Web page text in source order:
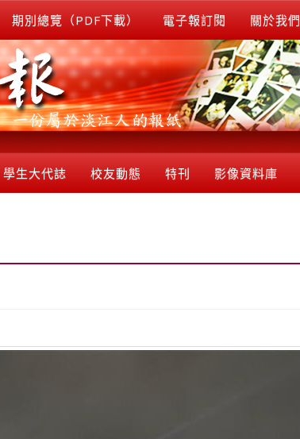
期別總覽（PDF下載） 電子報訂閱 關於我們
學生大代誌 校友動態 特刊 影像資料庫